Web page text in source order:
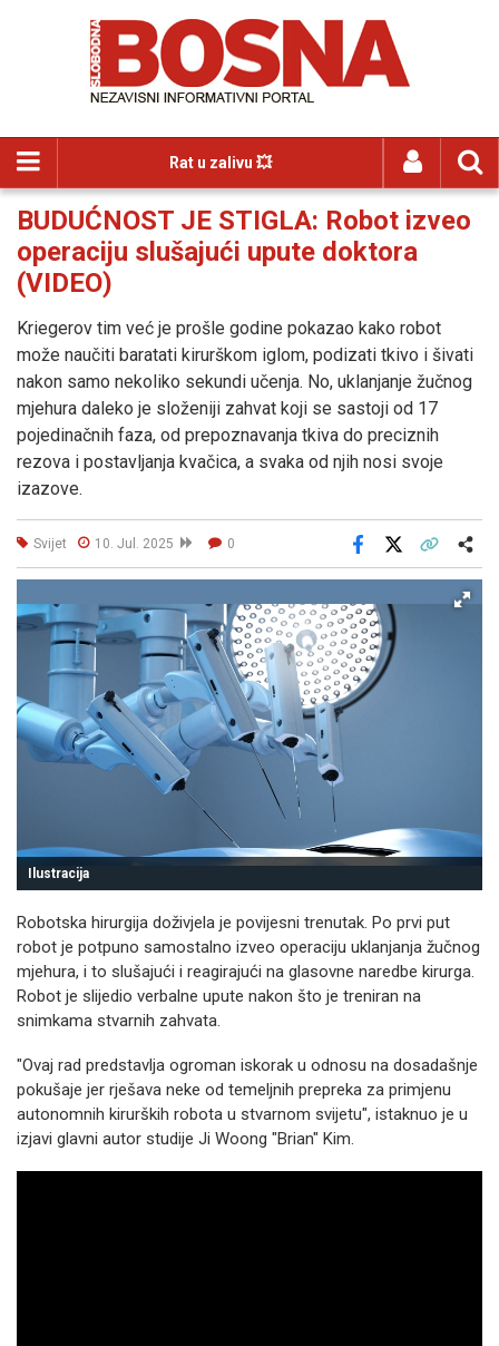
Rat u zalivu 💥
BUDUĆNOST JE STIGLA: Robot izveo
operaciju slušajući upute doktora
(VIDEO)
Kriegerov tim već je prošle godine pokazao kako robot
može naučiti baratati kirurškom iglom, podizati tkivo i šivati
nakon samo nekoliko sekundi učenja. No, uklanjanje žučnog
mjehura daleko je složeniji zahvat koji se sastoji od 17
pojedinačnih faza, od prepoznavanja tkiva do preciznih
rezova i postavljanja kvačica, a svaka od njih nosi svoje
izazove.
Svijet 10. Jul. 2025 0
Facebook
Ilustracija
Robotska hirurgija doživjela je povijesni trenutak. Po prvi put
robot je potpuno samostalno izveo operaciju uklanjanja žučnog
mjehura, i to slušajući i reagirajući na glasovne naredbe kirurga.
Robot je slijedio verbalne upute nakon što je treniran na
snimkama stvarnih zahvata.
"Ovaj rad predstavlja ogroman iskorak u odnosu na dosadašnje
pokušaje jer rješava neke od temeljnih prepreka za primjenu
autonomnih kirurških robota u stvarnom svijetu", istaknuo je u
izjavi glavni autor studije Ji Woong "Brian" Kim.